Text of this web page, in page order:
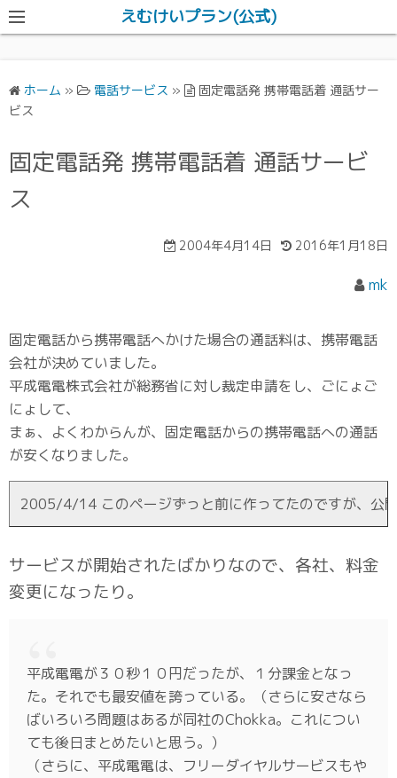
えむけいプラン(公式)
ホーム » 電話サービス »
固定電話発 携帯電話着 通話サー
ビス
固定電話発 携帯電話着 通話サービ
ス
2004年4月14日 2016年1月18日
mk
固定電話から携帯電話へかけた場合の通話料は、携帯電話
会社が決めていました。
平成電電株式会社が総務省に対し裁定申請をし、ごにょご
にょして、
まぁ、よくわからんが、固定電話からの携帯電話への通話
が安くなりました。
2005/4/14 このページずっと前に作ってたのですが、公
サービスが開始されたばかりなので、各社、料金
変更になったり。
平成電電が３０秒１０円だったが、１分課金となっ
た。それでも最安値を誇っている。（さらに安さなら
ばいろいろ問題はあるが同社のChokka。これについ
ても後日まとめたいと思う。）
（さらに、平成電電は、フリーダイヤルサービスもや